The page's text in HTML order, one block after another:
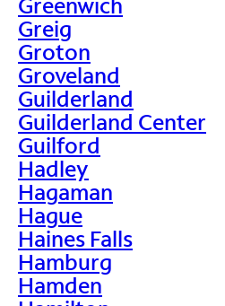
Greig
Groton
Groveland
Guilderland
Guilderland Center
Guilford
Hadley
Hagaman
Hague
Haines Falls
Hamburg
Hamden